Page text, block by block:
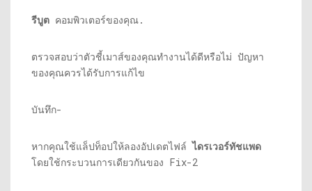
รีบูต คอมพิวเตอร์ของคุณ.
ตรวจสอบว่าตัวชี้เมาส์ของคุณทำงานได้ดีหรือไม่ ปัญหา
ของคุณควรได้รับการแก้ไข
บันทึก-
หากคุณใช้แล็ปท็อปให้ลองอัปเดตไฟล์ไดรเวอร์ทัชแพด
โดยใช้กระบวนการเดียวกันของ Fix-2